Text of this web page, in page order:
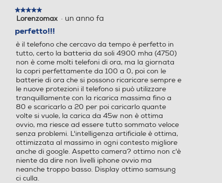
Classe di riparabilità C
Classe di affidabilità in caso di caduta libera (1 metro)
Classe affidabilità caduta libera A
Indice di protezione - IP
68
Dimensioni - Peso
Altezza-mm
158,4
Larghezza-mm
smartphone con il tuo compagno AI
capace di rispondere ad ogni tua
esigenza. Lasciati guidare dal
linguaggio naturale e gestisci le
attività di ogni giorno con il minimo
sforzo.
Tecnologia NFC
Porta USB Porta USB
Tipo USB
USB Type-C
Tipo USB
USB Type-C
Altre connessioni Altre connessioni
★★★★★
★★★★★
5
5
stelle.
Lorenzomax · un anno fa
perfetto!!!
è il telefono che cercavo da tempo è perfetto in
tutto, certo la batteria da soli 4900 mha (4750)
non è come molti telefoni di ora, ma la giornata
la copri perfettamente da 100 a 0, poi con le
batterie di ora che si possono ricaricare sempre e
le nuove protezioni il telefono si può utilizzare
tranquillamente con la ricarica massima fino a
80 e scaricarlo a 20 per poi caricarlo quante
volte si vuole, la carica da 45w non è ottima
ovvio, ma riesce ad essere tutto sommato veloce
senza problemi. L'intelligenza artificiale è ottima,
ottimizzata al massimo in ogni contesto migliore
anche di google. Aspetto camera? ottimo non c'è
niente da dire non livelli iphone ovvio ma
neanche troppo basso. Display ottimo samsung
ci culla.